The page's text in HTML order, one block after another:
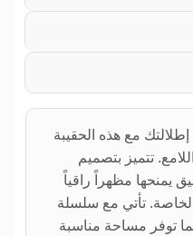
مع هذه الحقيبة
تتميز بتصميم
يمنحها مظهراً راقياً
تأتي مع سلسلة
توفر مساحة مناسبة